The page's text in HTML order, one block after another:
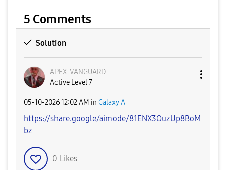
5 Comments
Solution
APEX-VANGUARD
Active Level 7
‎05-10-202612:02 AM in Galaxy A
https://share.google/aimode/81ENX3OuzUp8BoM
bz
0 Likes